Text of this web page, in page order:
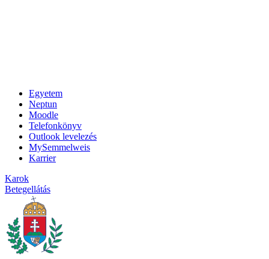
Egyetem
Neptun
Moodle
Telefonkönyv
Outlook levelezés
MySemmelweis
Karrier
Karok
Betegellátás